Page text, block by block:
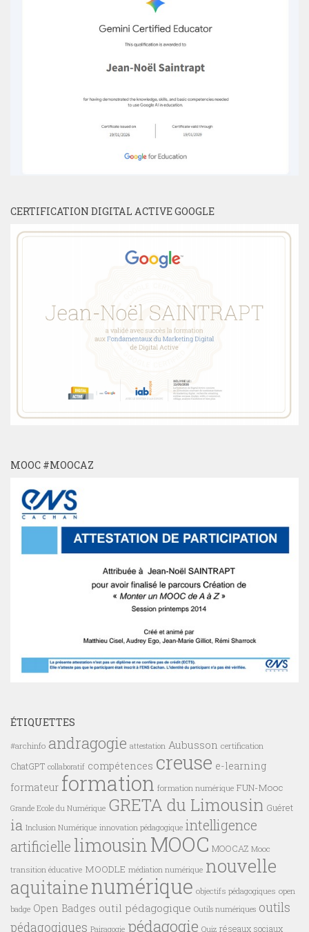
CERTIFICATION DIGITAL ACTIVE GOOGLE
MOOC #MOOCAZ
ÉTIQUETTES
#archinfo andragogie attestation Aubusson certification
ChatGPT collaboratif compétences creuse e-learning
formateur formation formation numérique FUN-Mooc
Grande Ecole du Numérique GRETA du Limousin Guéret
ia Inclusion Numérique innovation pédagogique intelligence
artificielle limousin MOOC MOOCAZ Mooc
transition éducative MOODLE médiation numérique nouvelle
aquitainenumérique objectifs pédagogiques open
badge Open Badges outil pédagogique Outils numériques outils
pédagogiques Pairagogie pédagogie Quiz réseaux sociaux